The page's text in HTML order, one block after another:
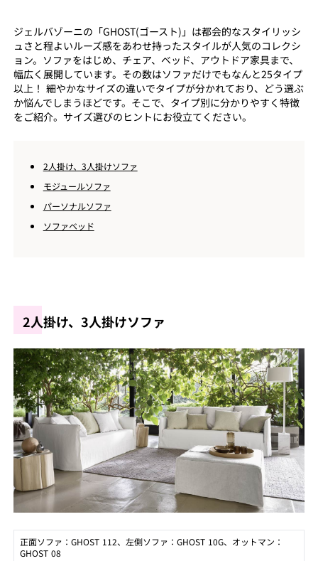
ジェルバゾーニの「GHOST(ゴースト)」は都会的なスタイリッシ
ュさと程よいルーズ感をあわせ持ったスタイルが人気のコレクシ
ョン。ソファをはじめ、チェア、ベッド、アウトドア家具まで、
幅広く展開しています。その数はソファだけでもなんと25タイプ
以上！ 細やかなサイズの違いでタイプが分かれており、どう選ぶ
か悩んでしまうほどです。そこで、タイプ別に分かりやすく特徴
をご紹介。サイズ選びのヒントにお役立てください。
2人掛け、3人掛けソファ
モジュールソファ
パーソナルソファ
ソファベッド
2人掛け、3人掛けソファ
正面ソファ：GHOST 112、左側ソファ：GHOST 10G、オットマン：
GHOST 08